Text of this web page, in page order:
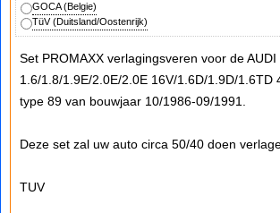
GOCA (Belgie)
TüV (Duitsland/Oostenrijk)
Set PROMAXX verlagingsveren voor de AUDI
1.6/1.8/1.9E/2.0E/2.0E 16V/1.6D/1.9D/1.6TD
type 89 van bouwjaar 10/1986-09/1991.
Deze set zal uw auto circa 50/40 doen
TUV